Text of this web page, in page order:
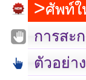
ศัพท์ใ
การสะ
ตัวอย่า